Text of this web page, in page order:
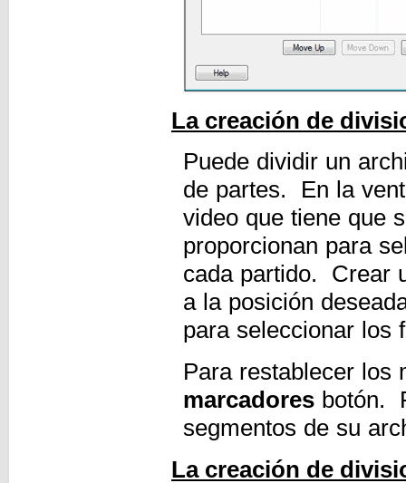
La creación de
Puede dividir un
de partes. En la
video que tiene que
proporcionan para
cada partido. Crear
a la posición
para seleccionar los
Para restablecer los
marcadores botón.
segmentos de su
La creación de